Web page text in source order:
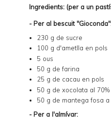
Ingredients: (per a un
- Per al bescuit
230 g de sucre
100 g d'ametlla en pols
5 ous
50 g de farina
25 g de cacau en pols
50 g de xocolata al
50 g de mantega fosa a
- Per a l'almívar: